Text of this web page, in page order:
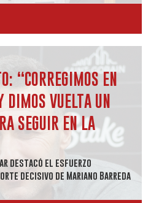
“CORREGIMOS EN
DIMOS VUELTA UN
SEGUIR EN LA
destacó el esfuerzo
decisivo de Mariano Barreda